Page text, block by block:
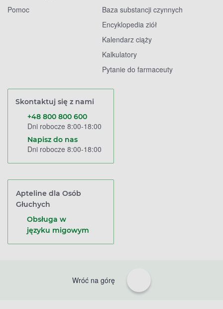
Pomoc
Baza substancji czynnych
Encyklopedia ziół
Kalendarz ciąży
Kalkulatory
Pytanie do farmaceuty
Skontaktuj się z nami
+48 800 800 600
Dni robocze 8:00-18:00
Napisz do nas
Dni robocze 8:00-18:00
Apteline dla Osób
Głuchych
Obsługa w
języku migowym
Wróć na górę